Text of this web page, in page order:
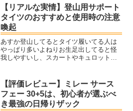
した。今回は、そんなレキのトレッキン
グポールをご紹介していきます。
【リアルな実情】登山用サポート
タイツのおすすめと使用時の注意
喚起
あすか登山してるとタイツ履いてる人は
やっぱり多いよねりお生足出してると怪
我しやすいし、スカートやキュロットの
上がるから上手く活用するといいよ山を
登っていると最近目にする...
【評価レビュー】ミレー サース
フェー 30+5は、初心者が選ぶべ
き最強の日帰りザック